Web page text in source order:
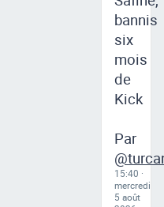
bannis
six
mois
de
Kick
Par
15:40 ·
mercredi
5 août